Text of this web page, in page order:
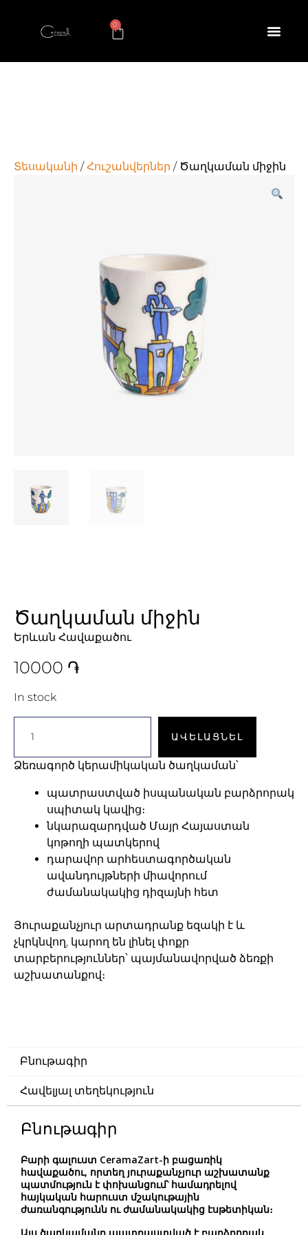
0
Տեսականի /Հուշանվերներ / Ծաղկաման միջին
Ծաղկաման միջին
Երևան Հավաքածու
10000 ֏
In stock
ԱՎԵԼԱՑՆԵԼ
Ձեռագործ կերամիկական ծաղկաման՝
պատրաստված իսպանական բարձրորակ
սպիտակ կավից։
նկարազարդված Մայր Հայաստան
կոթողի պատկերով
դարավոր արհեստագործական
ավանդույթների միավորում
ժամանակակից դիզայնի հետ
Յուրաքանչյուր արտադրանք եզակի է և
չկրկնվող, կարող են լինել փոքր
տարբերություններ՝ պայմանավորված ձեռքի
աշխատանքով։
Բնութագիր
Հավելյալ տեղեկություն
Բնութագիր
Բարի գալուստ CeramaZart-ի բացառիկ
հավաքածու, որտեղ յուրաքանչյուր աշխատանք
պատմություն է փոխանցում՝ համադրելով
հայկական հարուստ մշակութային
ժառանգությունն ու ժամանակակից էսթետիկան։